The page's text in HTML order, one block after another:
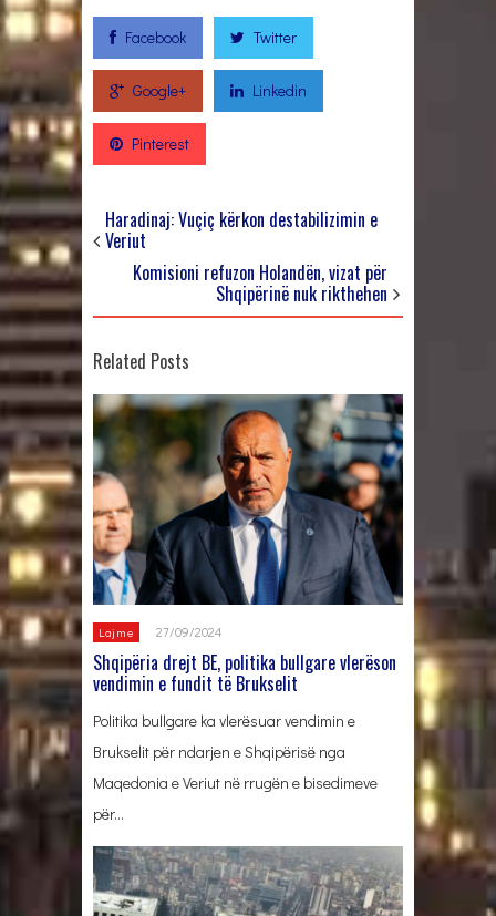
Facebook Twitter
Google+ Linkedin
Pinterest
Haradinaj: Vuçiç kërkon destabilizimin e
Veriut
Komisioni refuzon Holandën, vizat për
Shqipërinë nuk rikthehen
Related Posts
Lajme 27/09/2024
Shqipëria drejt BE, politika bullgare vlerëson
vendimin e fundit të Brukselit
Politika bullgare ka vlerësuar vendimin e
Brukselit për ndarjen e Shqipërisë nga
Maqedonia e Veriut në rrugën e bisedimeve
për…